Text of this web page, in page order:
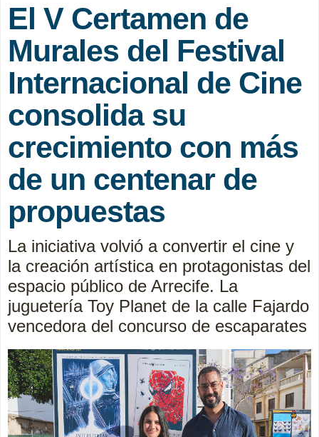
El V Certamen de
Murales del Festival
Internacional de Cine
consolida su
crecimiento con más
de un centenar de
propuestas
La iniciativa volvió a convertir el cine y
la creación artística en protagonistas del
espacio público de Arrecife. La
juguetería Toy Planet de la calle Fajardo
vencedora del concurso de escaparates